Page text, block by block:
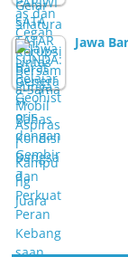
Jawa